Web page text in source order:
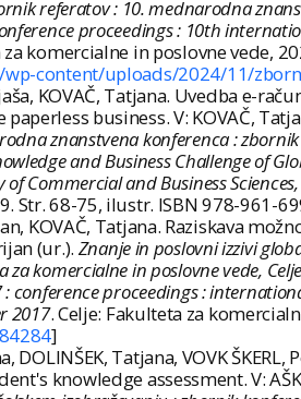
referatov : 10. mednarodna
proceedings : 10th
za komercialne in poslovne vede,
content/uploads/2024/11/
KOVAČ, Tatjana. Uvedba e-
business. V: KOVAČ,
znanstvena konferenca :
and Business Challenge of
Commercial and Business
Str. 68-75, ilustr. ISBN 978-961-
KOVAČ, Tatjana. Raziskava
(ur.). Znanje in poslovni izzivi
za komercialne in poslovne vede,
conference proceedings :
2017. Celje: Fakulteta za
]
DOLINŠEK, Tatjana, VOVK
knowledge assessment. V: